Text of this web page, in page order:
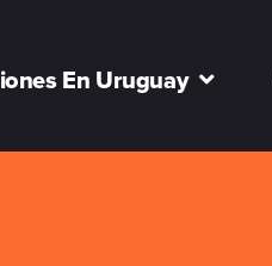
En Uruguay